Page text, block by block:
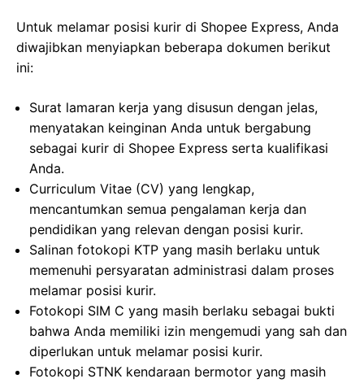
Untuk melamar posisi kurir di Shopee Express, Anda
diwajibkan menyiapkan beberapa dokumen berikut
ini:
Surat lamaran kerja yang disusun dengan jelas,
menyatakan keinginan Anda untuk bergabung
sebagai kurir di Shopee Express serta kualifikasi
Anda.
Curriculum Vitae (CV) yang lengkap,
mencantumkan semua pengalaman kerja dan
pendidikan yang relevan dengan posisi kurir.
Salinan fotokopi KTP yang masih berlaku untuk
memenuhi persyaratan administrasi dalam proses
melamar posisi kurir.
Fotokopi SIM C yang masih berlaku sebagai bukti
bahwa Anda memiliki izin mengemudi yang sah dan
diperlukan untuk melamar posisi kurir.
Fotokopi STNK kendaraan bermotor yang masih